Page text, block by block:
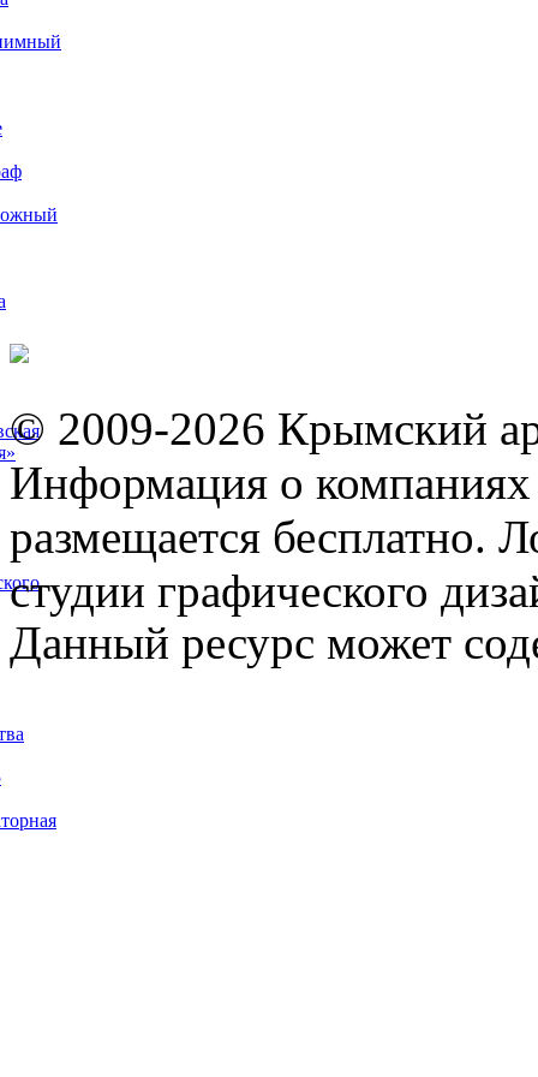
© 2009-2026 Крымский
Информация о компаниях
размещается бесплатно.
студии графического
Данный ресурс может